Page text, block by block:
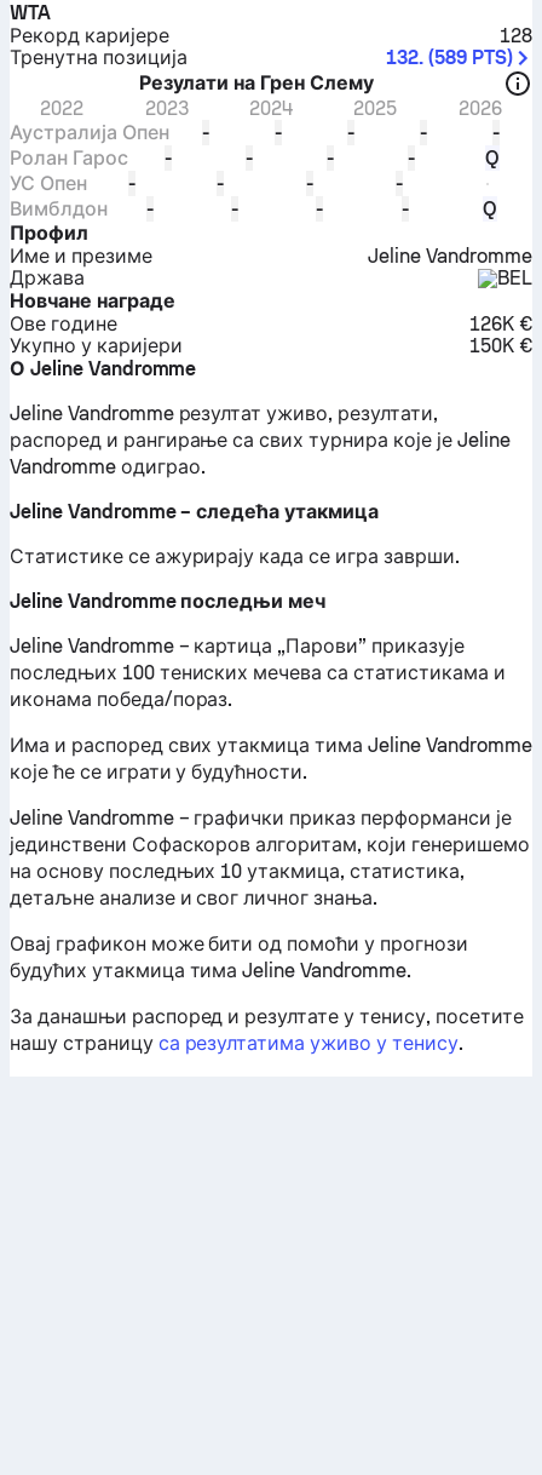
WTA
Рекорд каријере
128
Тренутна позиција
132. (589 PTS)
Резулати на Грен Слему
2022
2023 2024 2025
2026
Аустралија Опен
- - - -
-
Ролан Гарос
- - - -
Q
УС Опен
- - -
-
Вимблдон
- - - -
Q
Профил
Име и презиме
Jeline Vandromme
Држава
BEL
Новчане награде
Ове године
126K €
Укупно у каријери
150K €
О Jeline Vandromme
Jeline Vandromme резултат уживо, резултати,
распоред и рангирање са свих турнира које је Jeline
Vandromme одиграо.
Jeline Vandromme – следећа утакмица
Статистике се ажурирају када се игра заврши.
Jeline Vandromme последњи меч
Jeline Vandromme – картица „Парови” приказује
последњих 100 тениских мечева са статистикама и
иконама победа/пораз.
Има и распоред свих утакмица тима Jeline Vandromme
које ће се играти у будућности.
Jeline Vandromme – графички приказ перформанси је
јединствени Софаскоров алгоритам, који генеришемо
на основу последњих 10 утакмица, статистика,
детаљне анализе и свог личног знања.
Овај графикон може бити од помоћи у прогнози
будућих утакмица тима Jeline Vandromme.
За данашњи распоред и резултате у тенису, посетите
нашу страницу са резултатима уживо у тенису.